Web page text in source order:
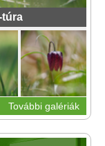
túra
További galériák